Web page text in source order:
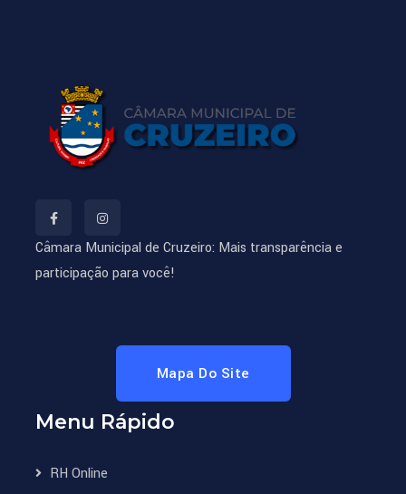
Câmara Municipal de Cruzeiro: Mais transparência e
participação para você!
Mapa Do Site
Menu Rápido
RH Online